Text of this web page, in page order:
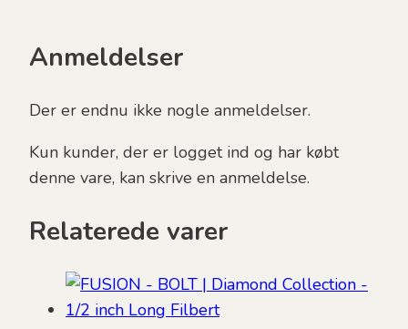
Anmeldelser
Der er endnu ikke nogle anmeldelser.
Kun kunder, der er logget ind og har købt
denne vare, kan skrive en anmeldelse.
Relaterede varer